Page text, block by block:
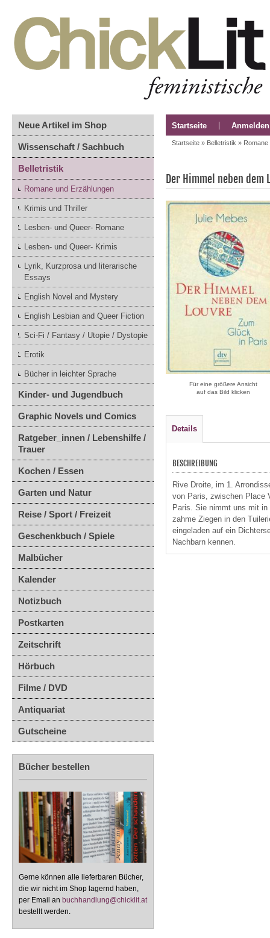
Neue Artikel im Shop
Wissenschaft / Sachbuch
Belletristik
Romane und Erzählungen
Krimis und Thriller
Lesben- und Queer- Romane
Lesben- und Queer- Krimis
Lyrik, Kurzprosa und literarische
Essays
English Novel and Mystery
English Lesbian and Queer Fiction
Sci-Fi / Fantasy / Utopie / Dystopie
Erotik
Bücher in leichter Sprache
Kinder- und Jugendbuch
Graphic Novels und Comics
Ratgeber_innen / Lebenshilfe /
Trauer
Kochen / Essen
Garten und Natur
Reise / Sport / Freizeit
Geschenkbuch / Spiele
Malbücher
Kalender
Notizbuch
Postkarten
Zeitschrift
Hörbuch
Filme / DVD
Antiquariat
Gutscheine
Bücher bestellen
Gerne können alle lieferbaren Bücher,
die wir nicht im Shop lagernd haben,
per Email an buchhandlung@chicklit.at
bestellt werden.
Startseite Anmelden
Startseite » Belletristik »
Der Himmel neben dem
Für eine größere Ansicht
auf das Bild klicken
Details
BESCHREIBUNG
Rive Droite, im 1.
von Paris, zwischen Place
Paris. Sie nimmt uns mit
zahme Ziegen in den
eingeladen auf ein
Nachbarn kennen.